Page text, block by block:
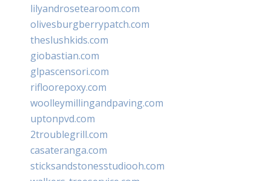
lilyandrosetearoom.com
olivesburgberrypatch.com
theslushkids.com
giobastian.com
glpascensori.com
rifloorepoxy.com
woolleymillingandpaving.com
uptonpvd.com
2troublegrill.com
casateranga.com
sticksandstonesstudiooh.com